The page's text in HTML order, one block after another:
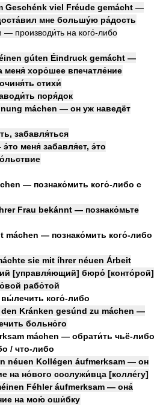
Geschénk viel Fréude gemácht —
мне большу́ю ра́дость
— производи́ть на кого́-либо
gúten Éindruck gemácht —
меня́ хоро́шее впечатле́ние
стихи́
поря́док
máchen — он уж наведёт
забавля́ться
меня́ забавля́ет, э́то
— познако́мить кого́-либо с
Frau bekánnt — познако́мьте
máchen — познако́мить кого́-либо
sie mit íhrer néuen Árbeit
[управля́ющий] бюро́ [конто́рой]
рабо́той
кого́-либо
Kránken gesúnd zu máchen —
больно́го
máchen — обрати́ть чьё-либо
/ что-либо
néuen Kollégen áufmerksam — он
на но́вого сослужи́вца [колле́гу]
Féhler áufmerksam — она́
на мою́ оши́бку